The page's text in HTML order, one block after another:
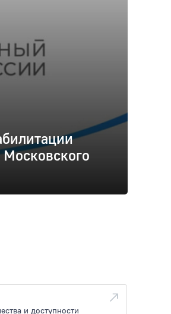
и доступности